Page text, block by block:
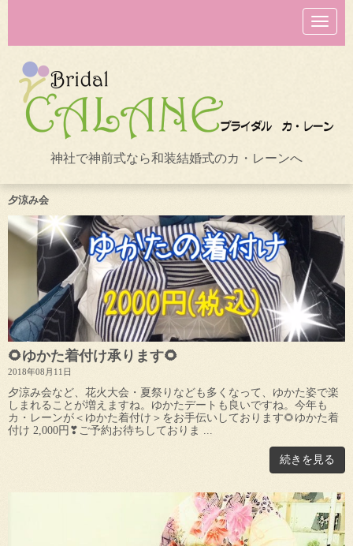
N
a
v
o
n
神社で神前式なら和装結婚式のカ・レーンへ
夕涼み会
🌻ゆかた着付け承ります🌻
2018年08月11日
夕涼み会など、花火大会・夏祭りなども多くなって、ゆかた姿で楽
しまれることが増えますね。ゆかたデートも良いですね。今年も
カ・レーンが＜ゆかた着付け＞をお手伝いしております🌻ゆかた着
付け 2,000円❣ご予約お待ちしておりま ...
続きを見る